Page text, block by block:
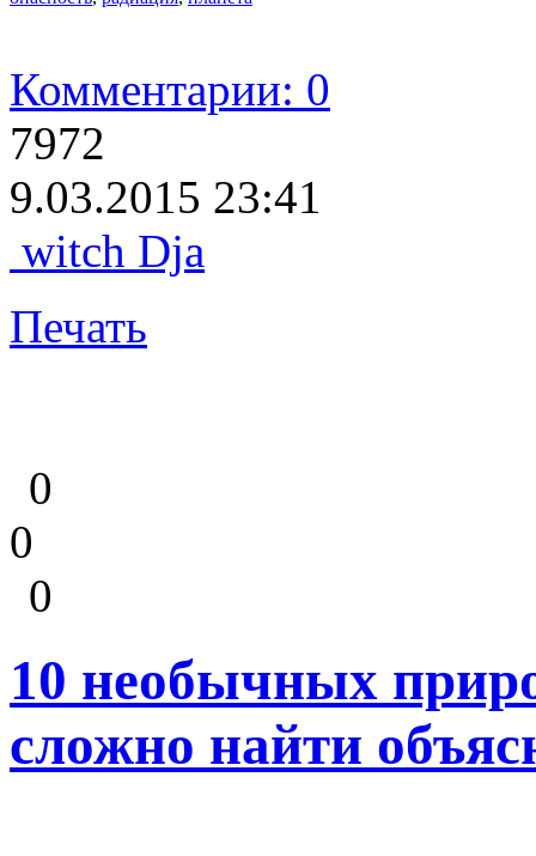
Комментарии: 0
7972
9.03.2015 23:41
witch Dja
Печать
0
0
0
10 необычных
сложно найти